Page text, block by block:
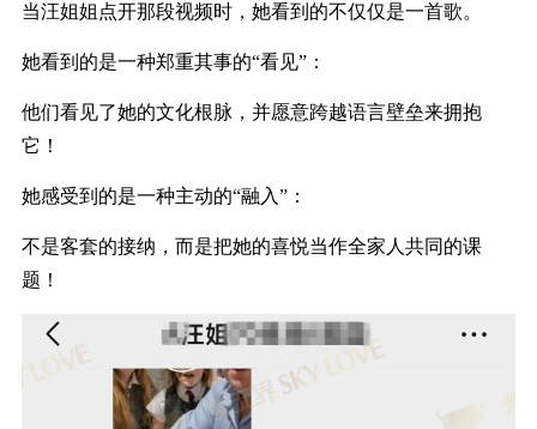
当汪姐姐点开那段视频时，她看到的不仅仅是一首歌。
她看到的是一种郑重其事的“看见”：
他们看见了她的文化根脉，并愿意跨越语言壁垒来拥抱
它 ！
她感受到的是一种主动的“融入”：
不是客套的接纳，而是把她的喜悦当作全家人共同的课
题 ！